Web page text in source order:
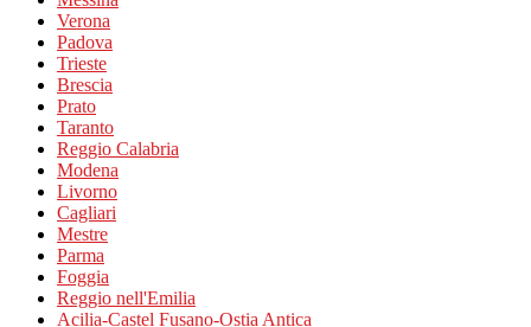
Verona
Padova
Trieste
Brescia
Prato
Taranto
Reggio Calabria
Modena
Livorno
Cagliari
Mestre
Parma
Foggia
Reggio nell'Emilia
Acilia-Castel Fusano-Ostia Antica